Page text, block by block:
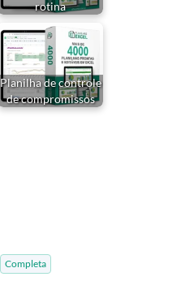
rotina
Planilha de controle
de compromissos
Completa